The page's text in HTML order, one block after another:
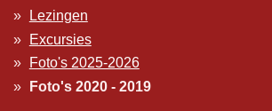
Lezingen
Excursies
Foto's 2025-2026
Foto's 2020 - 2019